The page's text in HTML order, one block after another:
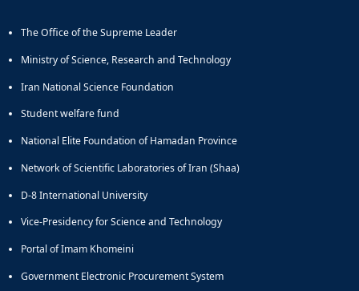
The Office of the Supreme Leader
Ministry of Science, Research and Technology
Iran National Science Foundation
Student welfare fund
National Elite Foundation of Hamadan Province
Network of Scientific Laboratories of Iran (Shaa)
D-8 International University
Vice-Presidency for Science and Technology
Portal of Imam Khomeini
Government Electronic Procurement System